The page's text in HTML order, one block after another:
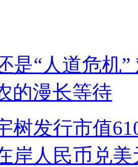
是“人道危机
的漫长等待
树发行市值
岸人民币兑